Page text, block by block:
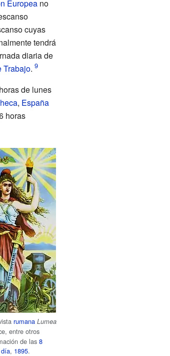
Europeano
cuyas
tendrá
diaria de
Trabajo.
de lunes
, España
horas
rumana Lumea
entre otros
de las8
, 1895.